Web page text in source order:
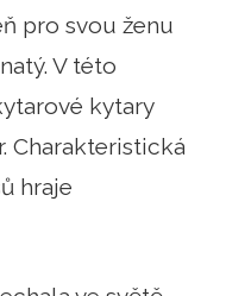
pro svou ženu
V této
kytary
Charakteristická
hraje